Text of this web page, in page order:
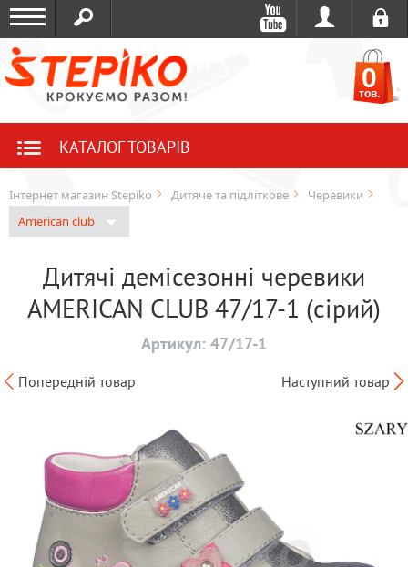
0
тов.
КАТАЛОГ ТОВАРІВ
Інтернет магазин Stepiko Дитяче та підліткове
Черевики
American club
Дитячі демісезонні черевики
AMERICAN CLUB 47/17-1 (сірий)
Артикул: 47/17-1
Попередній товар Наступний товар